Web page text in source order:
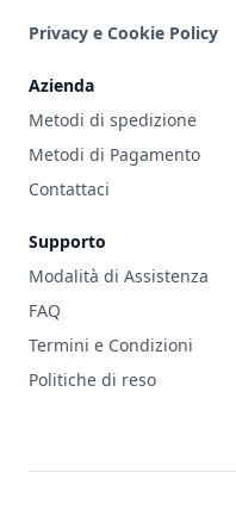
Privacy e Cookie Policy
Azienda
Metodi di spedizione
Metodi di Pagamento
Contattaci
Supporto
Modalità di Assistenza
FAQ
Termini e Condizioni
Politiche di reso